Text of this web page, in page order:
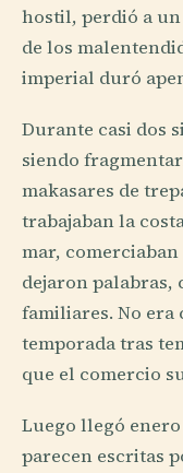
hostil, perdió a
de los
imperial duró
Durante casi dos
siendo
makasares de
trabajaban la
mar,
dejaron palabras,
familiares. No era
temporada tras
que el comercio
Luego llegó enero
parecen escritas